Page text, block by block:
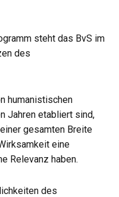
steht das BvS im
des
humanistischen
Jahren etabliert sind,
gesamten Breite
eine
Relevanz haben.
des